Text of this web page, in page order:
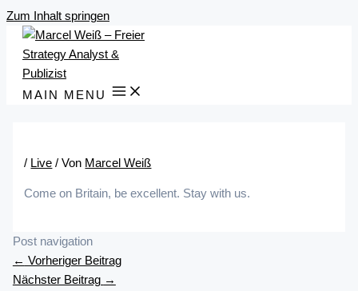
Zum Inhalt springen
MAIN MENU
/ Live / Von Marcel Weiß
Come on Britain, be excellent. Stay with us.
Post navigation
← Vorheriger Beitrag
Nächster Beitrag →